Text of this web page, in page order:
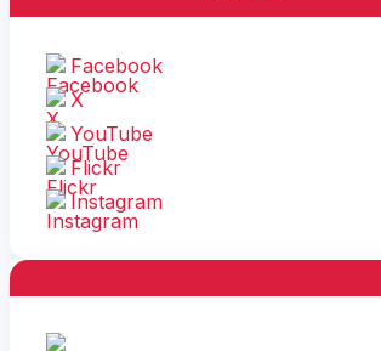
Facebook
X
YouTube
Flickr
Instagram